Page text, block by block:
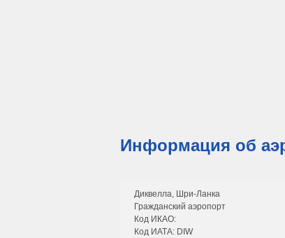
Информация об
Диквелла, Шри-Ланка
Гражданский аэропорт
Код ИКАО:
Код ИАТА: DIW